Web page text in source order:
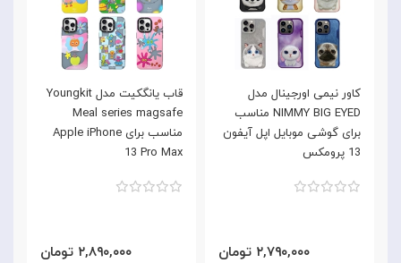
قاب یانگکیت مدل Youngkit
Meal series magsafe
مناسب برای Apple iPhone
13 Pro Max
۲,۸۹۰,۰۰۰ تومان
کاور نیمی اورجینال مدل
NIMMY BIG EYED مناسب
برای گوشی موبایل اپل آیفون
13 پرومکس
۲,۷۹۰,۰۰۰ تومان